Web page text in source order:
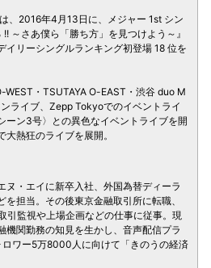
、2016年4月13日に、メジャー 1st シン
～さあ僕ら「勝ち方」を見つけよう～』
イリーシングルランキング初登場 18 位を
WEST・TSUTAYA O-EAST・渋谷 duo M
ライブ、Zepp Tokyoでのイベントライ
ーン3号〉との異色なイベントライブを開
熱狂のライブを展開。
ヌ・エイに新卒入社、外国為替ディーラ
担当。その後東京金融取引所に転職、
引監視や上場企画などの仕事に従事。現
機関勤務の知見を生かし、音声配信プラ
ワー5万8000人に向けて「きのうの経済